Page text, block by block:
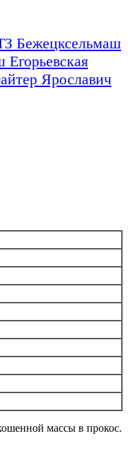
Бежецксельмаш
Егорьевская
Ярославич
массы в прокос.